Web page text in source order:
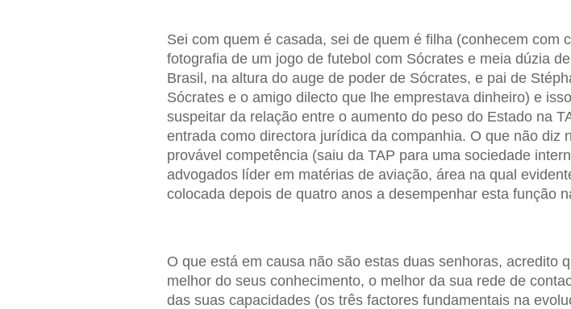
Sei com quem é casada, sei de quem é filha (conhecem com
fotografia de um jogo de futebol com Sócrates e meia dúzia
Brasil, na altura do auge de poder de Sócrates, e pai de
Sócrates e o amigo dilecto que lhe emprestava dinheiro) e
suspeitar da relação entre o aumento do peso do Estado na
entrada como directora jurídica da companhia. O que não diz
provável competência (saiu da TAP para uma sociedade
advogados líder em matérias de aviação, área na qual
colocada depois de quatro anos a desempenhar esta função
O que está em causa não são estas duas senhoras, acredito
melhor do seus conhecimento, o melhor da sua rede de
das suas capacidades (os três factores fundamentais na